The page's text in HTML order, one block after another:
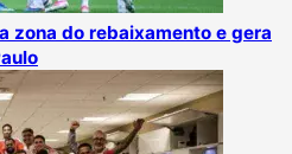
zona do rebaixamento e gera